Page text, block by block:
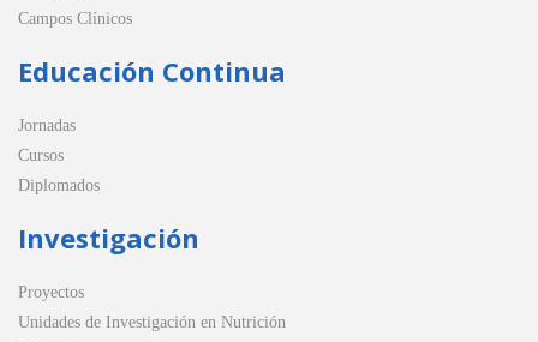
Campos Clínicos
Educación Continua
Jornadas
Cursos
Diplomados
Investigación
Proyectos
Unidades de Investigación en Nutrición